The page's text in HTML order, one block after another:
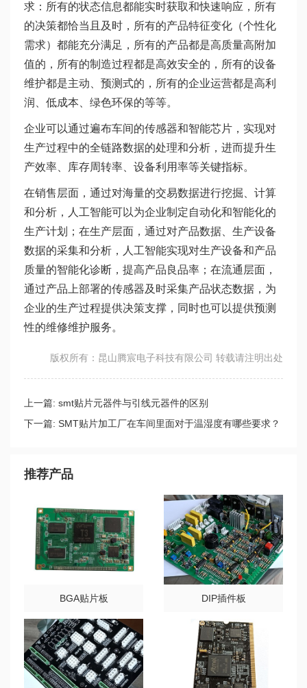
求：所有的状态信息都能实时获取和快速响应，所有
的决策都恰当且及时，所有的产品特征变化（个性化
需求）都能充分满足，所有的产品都是高质量高附加
值的，所有的制造过程都是高效安全的，所有的设备
维护都是主动、预测式的，所有的企业运营都是高利
润、低成本、绿色环保的等等。
企业可以通过遍布车间的传感器和智能芯片，实现对
生产过程中的全链路数据的处理和分析，进而提升生
产效率、库存周转率、设备利用率等关键指标。
在销售层面，通过对海量的交易数据进行挖掘、计算
和分析，人工智能可以为企业制定自动化和智能化的
生产计划；在生产层面，通过对产品数据、生产设备
数据的采集和分析，人工智能实现对生产设备和产品
质量的智能化诊断，提高产品良品率；在流通层面，
通过产品上部署的传感器及时采集产品状态数据，为
企业的生产过程提供决策支撑，同时也可以提供预测
性的维修维护服务。
版权所有：昆山腾宸电子科技有限公司 转载请注明出处
上一篇: smt贴片元器件与引线元器件的区别
下一篇: SMT贴片加工厂在车间里面对于温湿度有哪些要求？
推荐产品
BGA贴片板 DIP插件板